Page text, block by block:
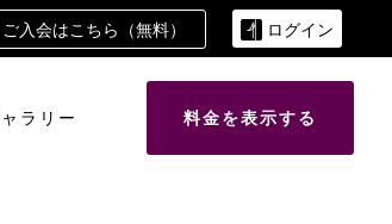
ご入会はこちら（無料） ログイン
ラリー 料金を表示する